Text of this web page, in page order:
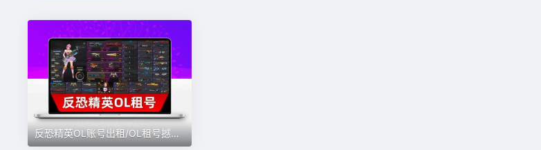
反恐精英OL账号出租/OL租号撼宇碎星深渊弑神天龙朱雀圣剑虎王